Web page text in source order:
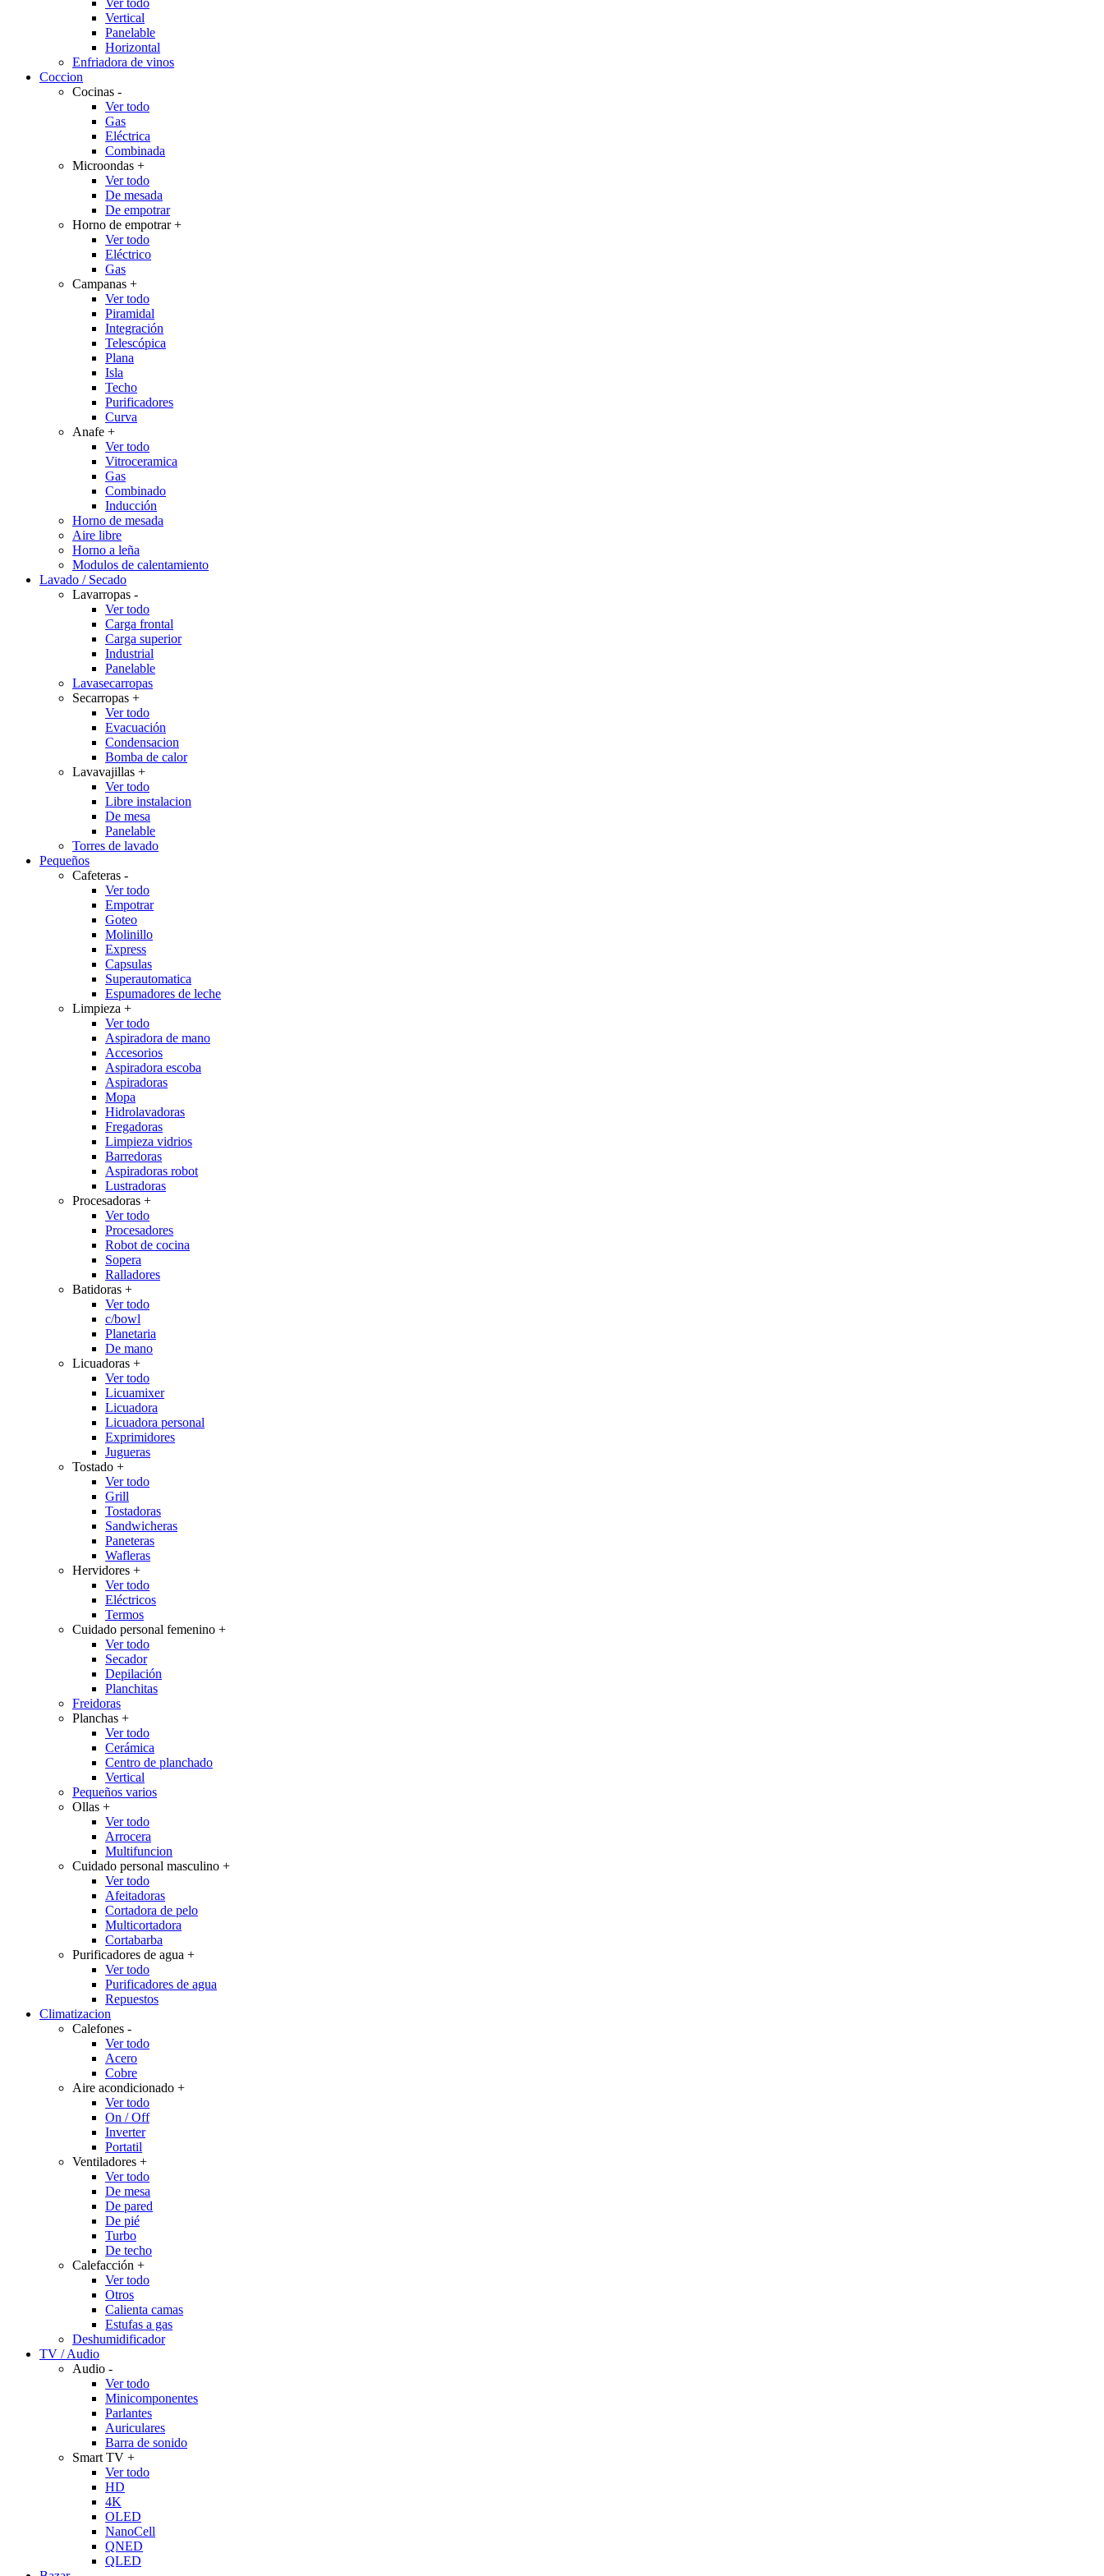
Ver todo
Vertical
Panelable
Horizontal
Enfriadora de vinos
Coccion
Cocinas -
Ver todo
Gas
Eléctrica
Combinada
Microondas +
Ver todo
De mesada
De empotrar
Horno de empotrar+
Ver todo
Eléctrico
Gas
Campanas +
Ver todo
Piramidal
Integración
Telescópica
Plana
Isla
Techo
Purificadores
Curva
Anafe +
Ver todo
Vitroceramica
Gas
Combinado
Inducción
Horno de mesada
Aire libre
Horno a leña
Modulos de calentamiento
Lavado / Secado
Lavarropas -
Ver todo
Carga frontal
Carga superior
Industrial
Panelable
Lavasecarropas
Secarropas +
Ver todo
Evacuación
Condensacion
Bomba de calor
Lavavajillas +
Ver todo
Libre instalacion
De mesa
Panelable
Torres de lavado
Pequeños
Cafeteras -
Ver todo
Empotrar
Goteo
Molinillo
Express
Capsulas
Superautomatica
Espumadores de leche
Limpieza +
Ver todo
Aspiradora de mano
Accesorios
Aspiradora escoba
Aspiradoras
Mopa
Hidrolavadoras
Fregadoras
Limpieza vidrios
Barredoras
Aspiradoras robot
Lustradoras
Procesadoras +
Ver todo
Procesadores
Robot de cocina
Sopera
Ralladores
Batidoras +
Ver todo
c/bowl
Planetaria
De mano
Licuadoras +
Ver todo
Licuamixer
Licuadora
Licuadora personal
Exprimidores
Jugueras
Tostado +
Ver todo
Grill
Tostadoras
Sandwicheras
Paneteras
Wafleras
Hervidores +
Ver todo
Eléctricos
Termos
Cuidado personal femenino +
Ver todo
Secador
Depilación
Planchitas
Freidoras
Planchas +
Ver todo
Cerámica
Centro de planchado
Vertical
Pequeños varios
Ollas +
Ver todo
Arrocera
Multifuncion
Cuidado personal masculino +
Ver todo
Afeitadoras
Cortadora de pelo
Multicortadora
Cortabarba
Purificadores de agua +
Ver todo
Purificadores de agua
Repuestos
Climatizacion
Calefones -
Ver todo
Acero
Cobre
Aire acondicionado +
Ver todo
On / Off
Inverter
Portatil
Ventiladores +
Ver todo
De mesa
De pared
De pié
Turbo
De techo
Calefacción +
Ver todo
Otros
Calienta camas
Estufas a gas
Deshumidificador
TV / Audio
Audio -
Ver todo
Minicomponentes
Parlantes
Auriculares
Barra de sonido
Smart TV +
Ver todo
HD
4K
OLED
NanoCell
QNED
QLED